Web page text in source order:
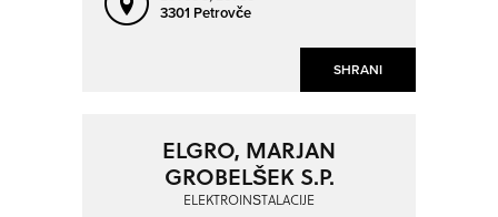
SHRANI
3301 Petrovče
ELGRO, MARJAN
GROBELŠEK S.P.
ELEKTROINŠTALACIJE